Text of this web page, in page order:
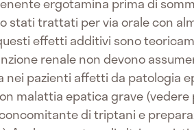
stati trattati per via orale con
effetti additivi sono
renale non devono
nei pazienti affetti da patologia
malattia epatica grave (vedere
di triptani e